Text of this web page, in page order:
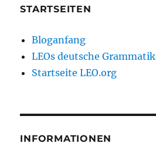
STARTSEITEN
Bloganfang
LEOs deutsche Grammatik
Startseite LEO.org
INFORMATIONEN